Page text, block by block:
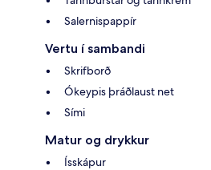
Salernispappír
Vertu í sambandi
Skrifborð
Ókeypis þráðlaust net
Sími
Matur og drykkur
Ísskápur